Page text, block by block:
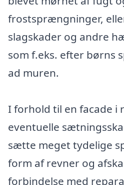
frostsprængninger,
slagskader og andre
som f.eks. efter børns
ad muren.
I forhold til en facade i
eventuelle
sætte meget tydelige
form af revner og
forbindelse med